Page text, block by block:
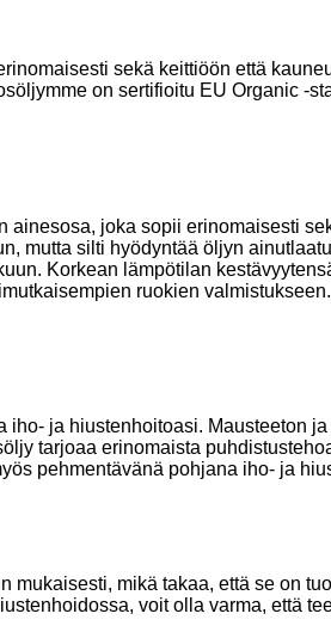
sekä keittiöön että
on sertifioitu EU Organic -
ainesosa, joka sopii erinomaisesti
mutta silti hyödyntää öljyn
Korkean lämpötilan
ruokien
ja hiustenhoitoasi. Mausteeton
tarjoaa erinomaista
pehmentävänä pohjana iho- ja
mukaisesti, mikä takaa, että se on
voit olla varma, että